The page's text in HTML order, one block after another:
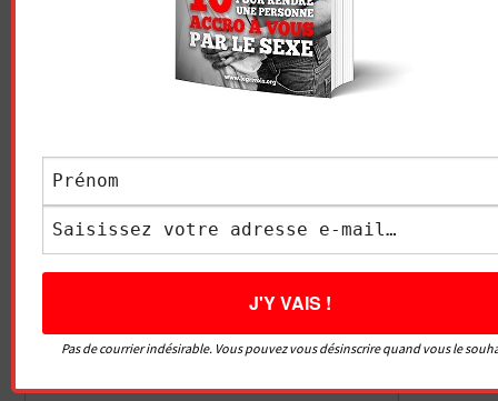
FELLATION/PIPE : À
STIMULER LA POITRINE
LAISSER UN COMMENTAIRE
Votre adresse e-mail ne sera pas publiée. Les champs
Pas de courrier indésirable. Vous pouvez vous désinscrire quand vous le